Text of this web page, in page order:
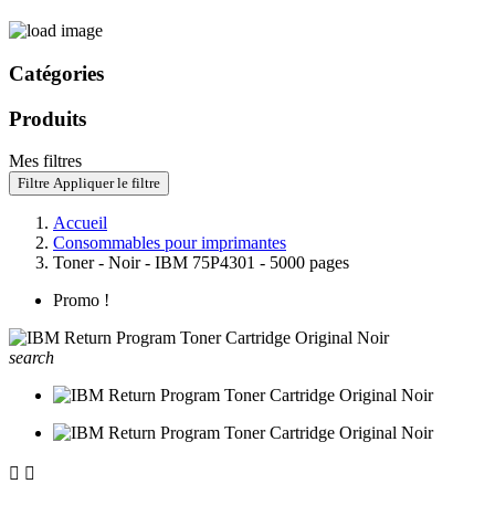
Catégories
Produits
Mes filtres
Filtre Appliquer le filtre
Accueil
Consommables pour imprimantes
Toner - Noir - IBM 75P4301 - 5000 pages
Promo !
search
 